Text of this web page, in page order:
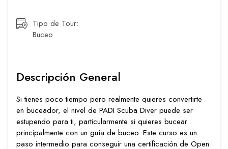
Tipo de Tour:
Buceo
Descripción General
Si tienes poco tiempo pero realmente quieres convertirte
en buceador, el nivel de PADI Scuba Diver puede ser
estupendo para ti, particularmente si quieres bucear
principalmente con un guía de buceo. Este curso es un
paso intermedio para conseguir una certificación de Open